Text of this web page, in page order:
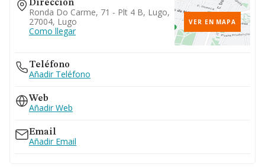
Dirección
Ronda Do Carme, 71 - Plt 4 B, Lugo,
27004, Lugo
Como llegar
VER EN MAPA
Teléfono
Añadir Teléfono
Web
Añadir Web
Email
Añadir Email